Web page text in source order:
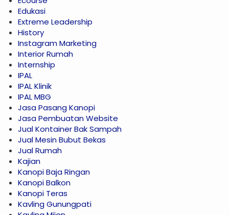
Edukasi
Extreme Leadership
History
Instagram Marketing
Interior Rumah
Internship
IPAL
IPAL Klinik
IPAL MBG
Jasa Pasang Kanopi
Jasa Pembuatan Website
Jual Kontainer Bak Sampah
Jual Mesin Bubut Bekas
Jual Rumah
Kajian
Kanopi Baja Ringan
Kanopi Balkon
Kanopi Teras
Kavling Gunungpati